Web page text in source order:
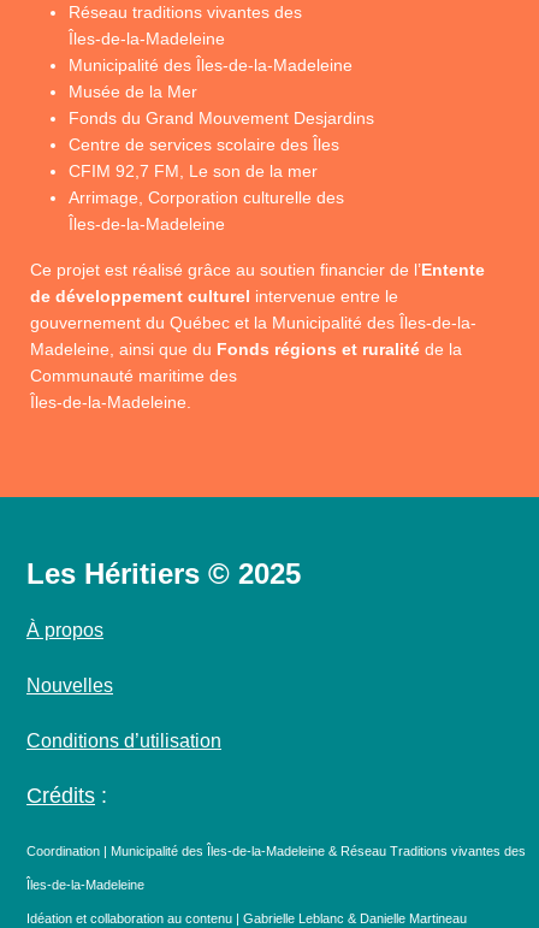
Réseau traditions vivantes des
Îles-de-la-Madeleine
Municipalité des Îles-de-la-Madeleine
Musée de la Mer
Fonds du Grand Mouvement Desjardins
Centre de services scolaire des Îles
CFIM 92,7 FM, Le son de la mer
Arrimage, Corporation culturelle des
Îles-de-la-Madeleine
Ce projet est réalisé grâce au soutien financier de l’Entente
de développement culturel intervenue entre le
gouvernement du Québec et la Municipalité des Îles-de-la-
Madeleine, ainsi que du Fonds régions et ruralité de la
Communauté maritime des
Îles-de-la-Madeleine.
Les Héritiers © 2025
À propos
Nouvelles
Conditions d’utilisation
Crédits :
Coordination | Municipalité des Îles-de-la-Madeleine & Réseau Traditions vivantes des
Îles-de-la-Madeleine
Idéation et collaboration au contenu | Gabrielle Leblanc & Danielle Martineau